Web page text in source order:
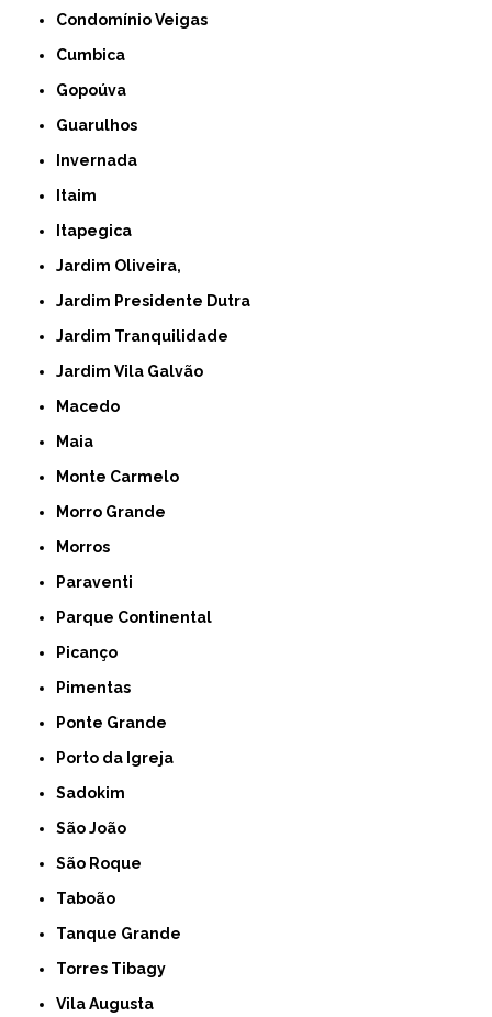
Condomínio Veigas
Cumbica
Gopoúva
Guarulhos
Invernada
Itaim
Itapegica
Jardim Oliveira,
Jardim Presidente Dutra
Jardim Tranquilidade
Jardim Vila Galvão
Macedo
Maia
Monte Carmelo
Morro Grande
Morros
Paraventi
Parque Continental
Picanço
Pimentas
Ponte Grande
Porto da Igreja
Sadokim
São João
São Roque
Taboão
Tanque Grande
Torres Tibagy
Vila Augusta